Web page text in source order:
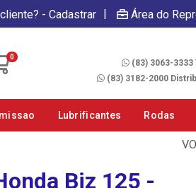
- Cadastrar | Área do
0
(83) 3063-3333
(83) 3182-2000
Lubrificantes Rodas
Biz 125 -